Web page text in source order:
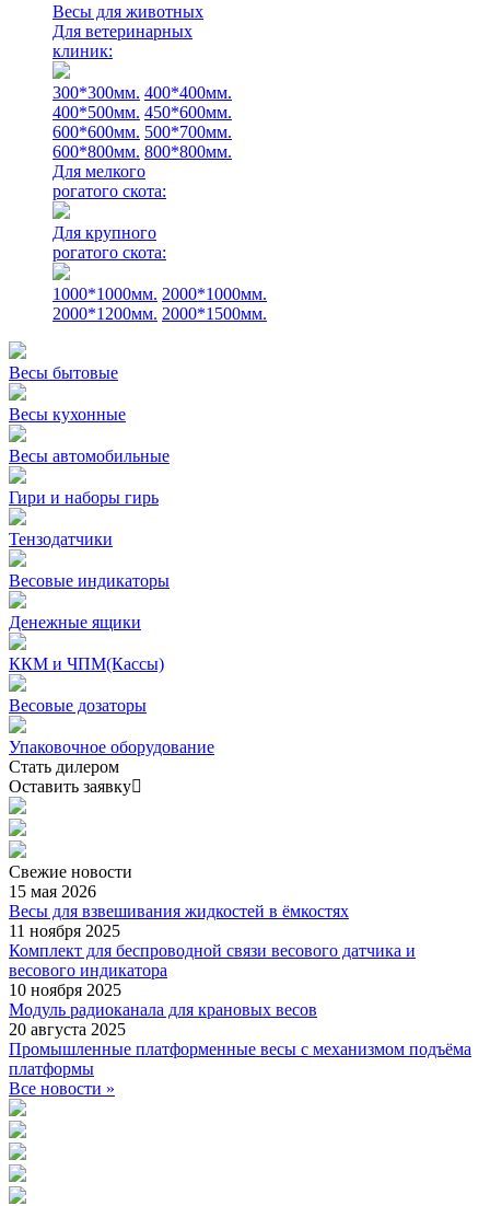
Весы для животных
Для ветеринарных
клиник:
300*300мм. 400*400мм.
400*500мм. 450*600мм.
600*600мм. 500*700мм.
600*800мм. 800*800мм.
Для мелкого
рогатого скота:
Для крупного
рогатого скота:
1000*1000мм. 2000*1000мм.
2000*1200мм. 2000*1500мм.
Весы бытовые
Весы кухонные
Весы автомобильные
Гири и наборы гирь
Тензодатчики
Весовые индикаторы
Денежные ящики
ККМ и ЧПМ(Кассы)
Весовые дозаторы
Упаковочное оборудование
Стать дилером
Оставить заявку
Свежие новости
15 мая 2026
Весы для взвешивания жидкостей в ёмкостях
11 ноября 2025
Комплект для беспроводной связи весового датчика и
весового индикатора
10 ноября 2025
Модуль радиоканала для крановых весов
20 августа 2025
Промышленные платформенные весы с механизмом подъёма
платформы
Все новости »